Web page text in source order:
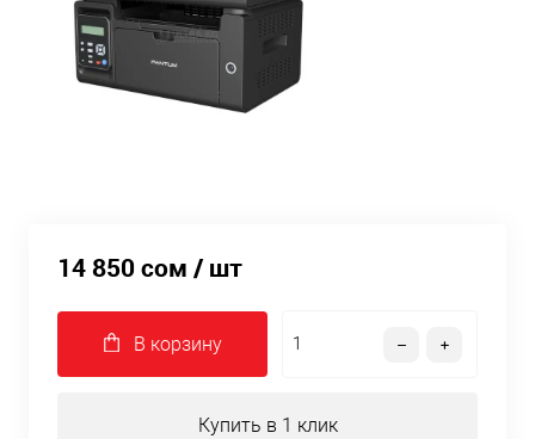
14 850 сом / шт
В корзину
Купить в 1 клик